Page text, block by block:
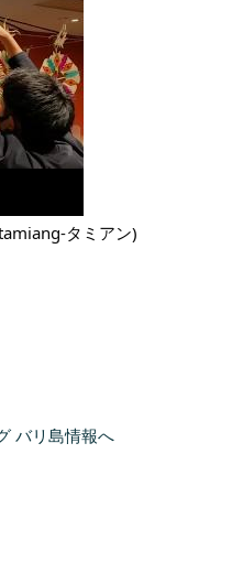
タミアン)